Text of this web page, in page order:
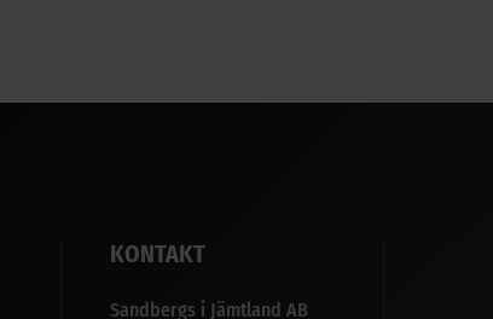
KONTAKT
Sandbergs i Jämtland AB